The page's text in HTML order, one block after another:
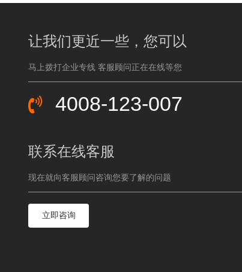
让我们更近一些，您可以
马上拨打企业专线 客服顾问正在在线等您
4008-123-007
联系在线客服
现在就向客服顾问咨询您要了解的问题
立即咨询